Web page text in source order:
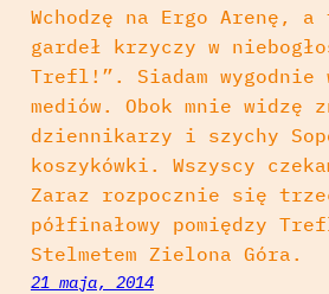
Wchodzę na Ergo Arenę,
gardeł krzyczy w
Trefl!”. Siadam
mediów. Obok mnie widzę
dziennikarzy i szychy
koszykówki. Wszyscy
Zaraz rozpocznie się
półfinałowy pomiędzy
Stelmetem Zielona Góra.
21 maja, 2014